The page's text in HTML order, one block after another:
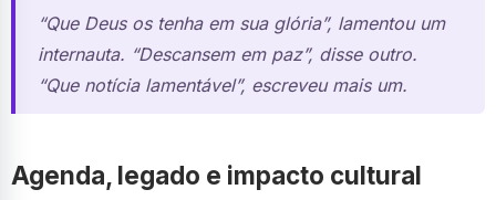
“Que Deus os tenha em sua glória”, lamentou um
internauta. “Descansem em paz”, disse outro.
“Que notícia lamentável”, escreveu mais um.
Agenda, legado e impacto cultural